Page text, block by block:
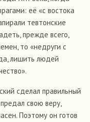
её «с востока
тевтонские
прежде всего,
то «недруги с
лишить людей
сделал правильный
свою веру,
Поэтому он готов